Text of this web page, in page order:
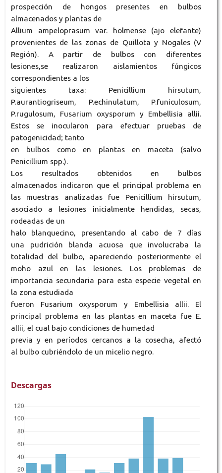
prospección de hongos presentes en bulbos
almacenados y plantas de
Allium ampeloprasum var. holmense (ajo elefante)
provenientes de las zonas de Quillota y Nogales (V
Región). A partir de bulbos con diferentes
lesiones,se realizaron aislamientos fúngicos
correspondientes a los
siguientes taxa: Penicillium hirsutum,
P.aurantiogriseum, P.echinulatum, P.funiculosum,
P.rugulosum, Fusarium oxysporum y Embellisia allii.
Estos se inocularon para efectuar pruebas de
patogenicidad; tanto
en bulbos como en plantas en maceta (salvo
Penicillium spp.).
Los resultados obtenidos en bulbos
almacenados indicaron que el principal problema en
las muestras analizadas fue Penicillium hirsutum,
asociado a lesiones inicialmente hendidas, secas,
rodeadas de un
halo blanquecino, presentando al cabo de 7 días
una pudrición blanda acuosa que involucraba la
totalidad del bulbo, apareciendo posteriormente el
moho azul en las lesiones. Los problemas de
importancia secundaria para esta especie vegetal en
la zona estudiada
fueron Fusarium oxysporum y Embellisia allii. El
principal problema en las plantas en maceta fue E.
allii, el cual bajo condiciones de humedad
previa y en períodos cercanos a la cosecha, afectó
al bulbo cubriéndolo de un micelio negro.
Descargas